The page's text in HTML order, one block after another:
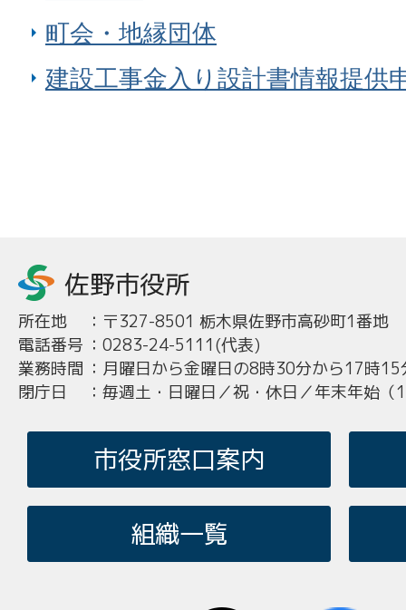
町会・地縁団体
建設工事金入り設計書情報提供
所在地 ： 〒327-8501 栃木県佐野市高砂町1番地
電話番号 ： 0283-24-5111(代表)
業務時間 ： 月曜日から金曜日の8時30分から17時15
閉庁日
： 毎週土・日曜日／祝・休日／年末年始
市役所窓口案内
組織一覧